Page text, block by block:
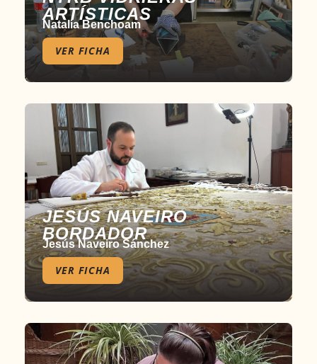
ARTÍSTICAS
Natalia Benchoam
VER FICHA
JESÚS NAVEIRO
BORDADOR
Jesús Naveiro Sánchez
VER FICHA